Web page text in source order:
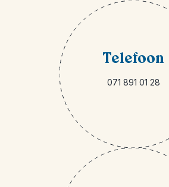
Telefoon
071 891 01 28